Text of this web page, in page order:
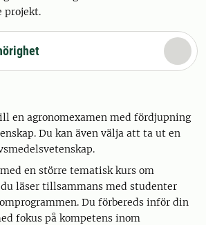
projekt.
en agronomexamen med fördjupning
Du kan även välja att ta ut en
en större tematisk kurs om
läser tillsammans med studenter
Du förbereds inför din
fokus på kompetens inom